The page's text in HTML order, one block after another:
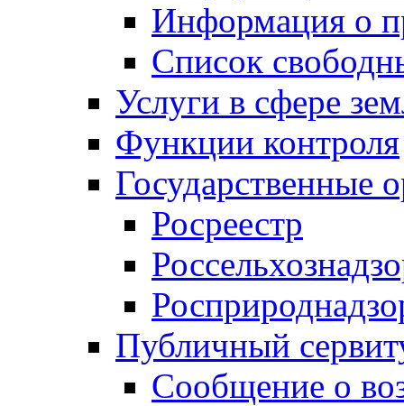
Информация о
Список
Услуги в сфере
Функции контроля
Государственные
Росреестр
Публичный
Сообщение о